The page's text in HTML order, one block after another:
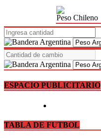
Peso Chileno
ESPACIO PUBLICITARIO
TABLA DE FUTBOL